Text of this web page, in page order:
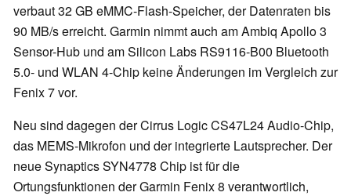
verbaut 32 GB eMMC-Flash-Speicher, der Datenraten bis
90 MB/s erreicht. Garmin nimmt auch am Ambiq Apollo 3
Sensor-Hub und am Silicon Labs RS9116-B00 Bluetooth
5.0- und WLAN 4-Chip keine Änderungen im Vergleich zur
Fenix 7 vor.
Neu sind dagegen der Cirrus Logic CS47L24 Audio-Chip,
das MEMS-Mikrofon und der integrierte Lautsprecher. Der
neue Synaptics SYN4778 Chip ist für die
Ortungsfunktionen der Garmin Fenix 8 verantwortlich,